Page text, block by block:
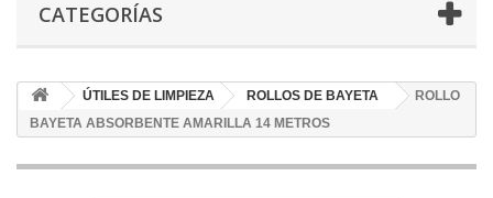
CATEGORÍAS
ÚTILES DE LIMPIEZA ROLLOS DE BAYETA
ROLLO
BAYETA ABSORBENTE AMARILLA 14 METROS